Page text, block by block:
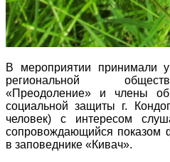
В мероприятии принимали
региональной
«Преодоление» и члены
социальной защиты г.
человек) с интересом
сопровождающийся показом
в заповеднике «Кивач».